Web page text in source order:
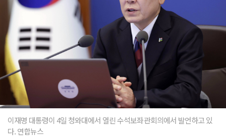
이재명 대통령이 4일 청와대에서 열린 수석보좌관회의에서 발언하고 있
다. 연합뉴스